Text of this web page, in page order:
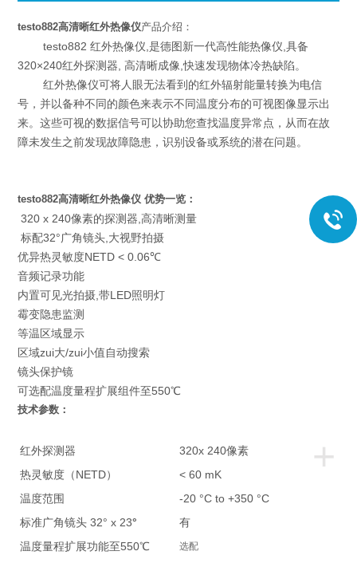
testo882高清晰红外热像仪产品介绍：
testo882 红外热像仪,是德图新一代高性能热像仪,具备
320×240红外探测器, 高清晰成像,快速发现物体冷热缺陷。
红外热像仪可将人眼无法看到的红外辐射能量转换为电信
号，并以备种不同的颜色来表示不同温度分布的可视图像显示出
来。这些可视的数据信号可以协助您查找温度异常点，从而在故
障未发生之前发现故障隐患，识别设备或系统的潜在问题。
testo882高清晰红外热像仪 优势一览：
320 x 240像素的探测器,高清晰测量
标配32°广角镜头,大视野拍摄
优异热灵敏度NETD < 0.06℃
音频记录功能
内置可见光拍摄,带LED照明灯
霉变隐患监测
等温区域显示
区域zui大/zui小值自动搜索
镜头保护镜
可选配温度量程扩展组件至550℃
技术参数：
+
红外探测器
320x 240像素
热灵敏度（NETD）
< 60 mK
温度范围
-20 °C to +350 °C
标准广角镜头 32° x 23°
有
温度量程扩展功能至550℃
选配